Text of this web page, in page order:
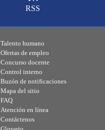
RSS
Talento humano
Ofertas de empleo
Concurso docente
Control interno
Buzón de notificaciones
Mapa del sitio
FAQ
Atención en línea
Contáctenos